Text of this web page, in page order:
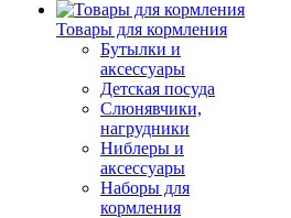
Товары для кормления
Бутылки и
аксессуары
Детская посуда
Слюнявчики,
нагрудники
Ниблеры и
аксессуары
Наборы для
кормления